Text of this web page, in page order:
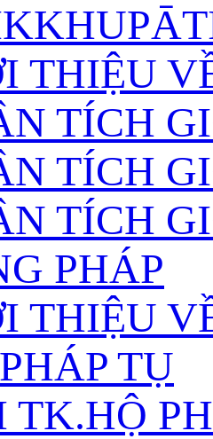
THIỆU
TÍCH
TÍCH
TÍCH
PHÁP
THIỆU
TỤ
TK.HỘ